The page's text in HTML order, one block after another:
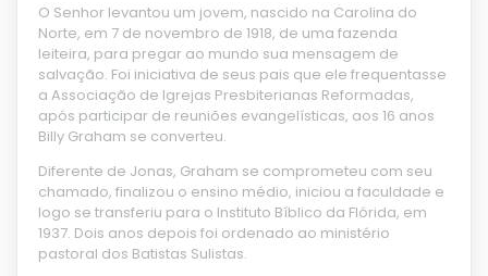
O Senhor levantou um jovem, nascido na Carolina do
Norte, em 7 de novembro de 1918, de uma fazenda
leiteira, para pregar ao mundo sua mensagem de
salvação. Foi iniciativa de seus pais que ele frequentasse
a Associação de Igrejas Presbiterianas Reformadas,
após participar de reuniões evangelísticas, aos 16 anos
Billy Graham se converteu.
Diferente de Jonas, Graham se comprometeu com seu
chamado, finalizou o ensino médio, iniciou a faculdade e
logo se transferiu para o Instituto Bíblico da Flórida, em
1937. Dois anos depois foi ordenado ao ministério
pastoral dos Batistas Sulistas.